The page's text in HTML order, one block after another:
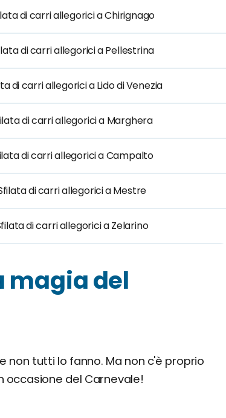
di carri allegorici a Chirignago
di carri allegorici a Pellestrina
di carri allegorici a Lido di Venezia
di carri allegorici a Marghera
di carri allegorici a Campalto
di carri allegorici a Mestre
di carri allegorici a Zelarino
magia del
non tutti lo fanno. Ma non c'è proprio
occasione del Carnevale!